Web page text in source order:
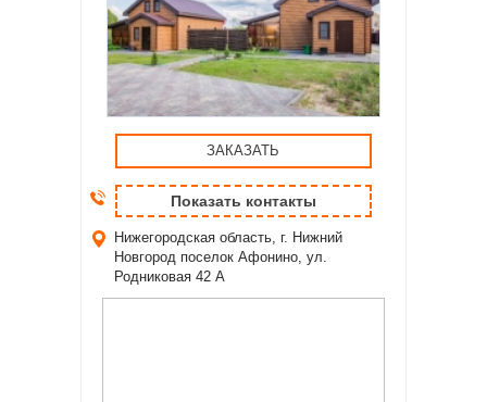
ЗАКАЗАТЬ
Показать контакты
Нижегородская область, г. Нижний
Новгород поселок Афонино, ул.
Родниковая 42 А